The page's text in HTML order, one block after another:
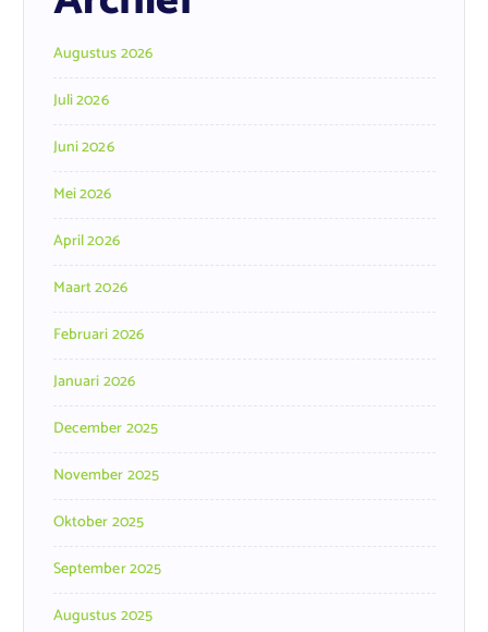
Augustus 2026
Juli 2026
Juni 2026
Mei 2026
April 2026
Maart 2026
Februari 2026
Januari 2026
December 2025
November 2025
Oktober 2025
September 2025
Augustus 2025